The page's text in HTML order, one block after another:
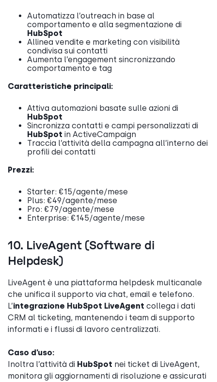
Automatizza l’outreach in base al
comportamento e alla segmentazione di
HubSpot
Allinea vendite e marketing con visibilità
condivisa sui contatti
Aumenta l’engagement sincronizzando
comportamento e tag
Caratteristiche principali:
Attiva automazioni basate sulle azioni di
HubSpot
Sincronizza contatti e campi personalizzati di
HubSpot in ActiveCampaign
Traccia l’attività della campagna all’interno dei
profili dei contatti
Prezzi:
Starter: €15/agente/mese
Plus: €49/agente/mese
Pro: €79/agente/mese
Enterprise: €145/agente/mese
10. LiveAgent (Software di
Helpdesk)
LiveAgent è una piattaforma helpdesk multicanale
che unifica il supporto via chat, email e telefono.
L’integrazione HubSpot LiveAgent collega i dati
CRM al ticketing, mantenendo i team di supporto
informati e i flussi di lavoro centralizzati.
Caso d’uso:
Inoltra l’attività di HubSpot nei ticket di LiveAgent,
monitora gli aggiornamenti di risoluzione e assicurati